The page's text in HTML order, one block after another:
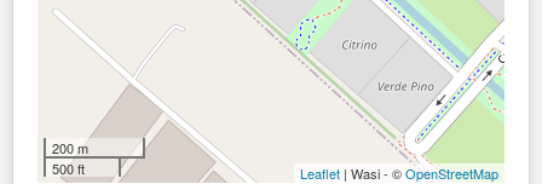
200 m
500 ft
Leaflet | Wasi - ©OpenStreetMap